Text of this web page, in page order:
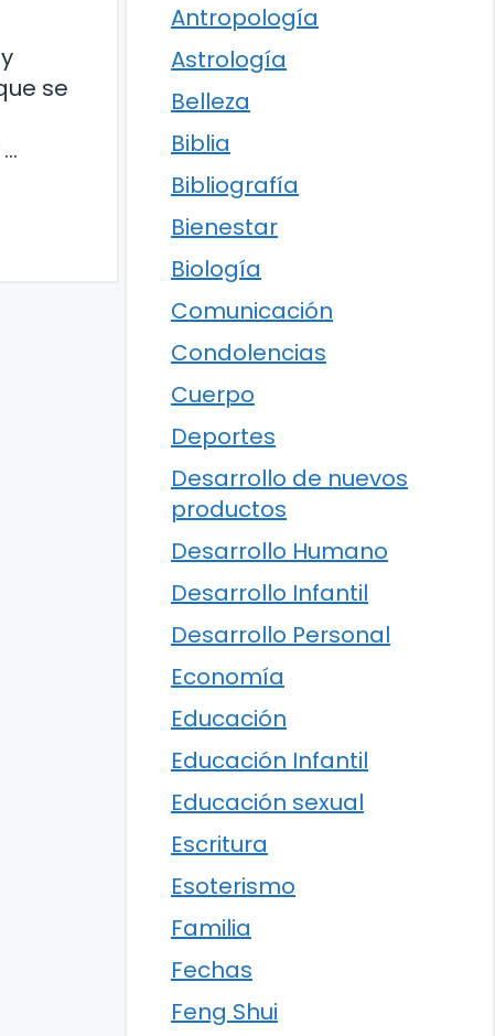
se
Antropología
Astrología
Belleza
Biblia
Bibliografía
Bienestar
Biología
Comunicación
Condolencias
Cuerpo
Deportes
Desarrollo de nuevos
productos
Desarrollo Humano
Desarrollo Infantil
Desarrollo Personal
Economía
Educación
Educación Infantil
Educación sexual
Escritura
Esoterismo
Familia
Fechas
Feng Shui